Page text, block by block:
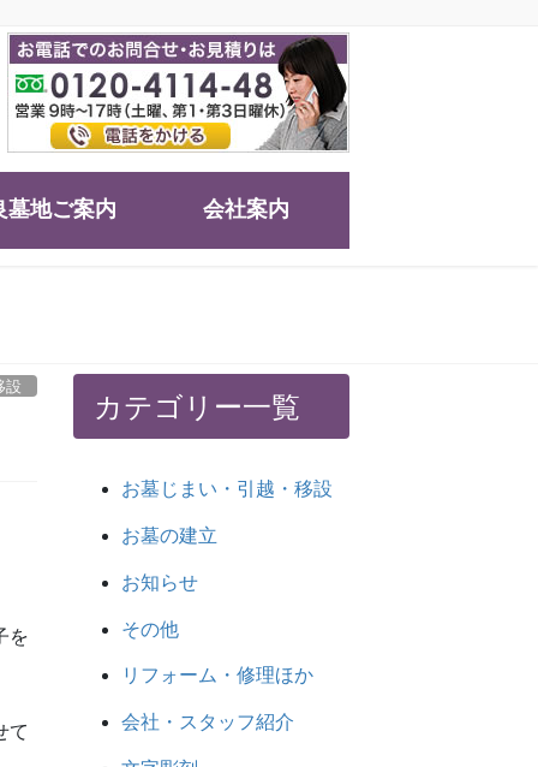
墓地ご案内 会社案内
設
を
て
カテゴリー一覧
お墓じまい・引越・移設
お墓の建立
お知らせ
その他
リフォーム・修理ほか
会社・スタッフ紹介